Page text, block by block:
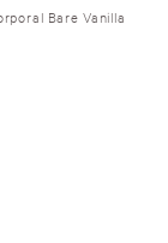
Bare Vanilla